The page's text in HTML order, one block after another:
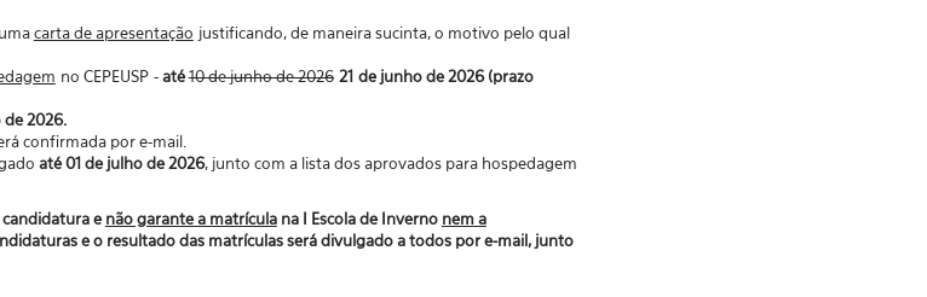
carta de apresentação justificando, de maneira sucinta, o motivo pelo qual
no CEPEUSP -até10 de junho de 202621 de junho de 2026 (prazo
2026.
confirmada por e-mail.
até 01 de julho de 2026, junto com a lista dos aprovados para hospedagem
e não garante a matrículana I Escola de Inverno nem a
e o resultado das matrículas será divulgado a todos por e-mail, junto